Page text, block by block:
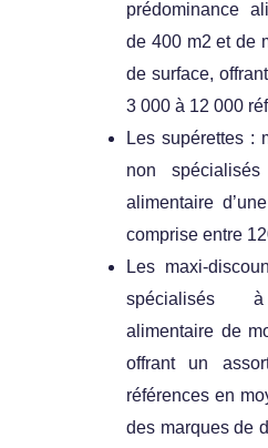
prédominance
de 400 m2 et de
de surface,
3 000 à 12 000
Les supérettes :
non
alimentaire
comprise entre
Les maxi-
spécialisés à
alimentaire de
offrant un
références en
des marques de